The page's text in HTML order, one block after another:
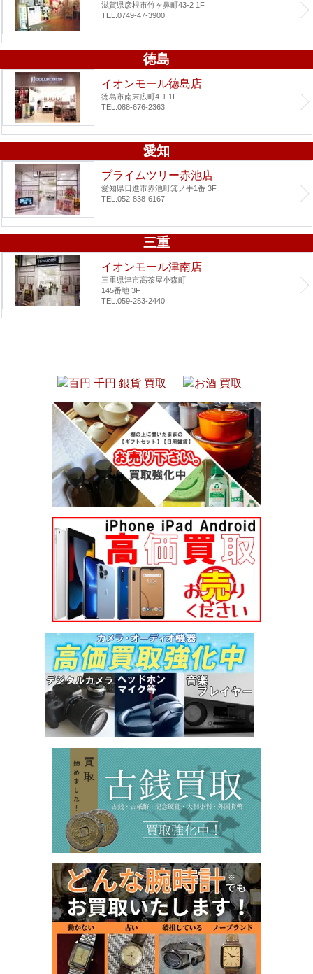
滋賀県彦根市竹ヶ鼻町43-2 1F
TEL.0749-47-3900
徳島
イオンモール徳島店
徳島市南末広町4-1 1F
TEL.088-676-2363
愛知
プライムツリー赤池店
愛知県日進市赤池町箕ノ手1番 3F
TEL.052-838-6167
三重
イオンモール津南店
三重県津市高茶屋小森町
145番地 3F
TEL.059-253-2440